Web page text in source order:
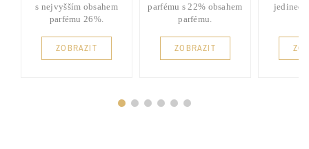
s nejvyšším obsahem
parfému 26%.
ZOBRAZIT
parfému s 22% obsahem
parfému.
ZOBRAZIT